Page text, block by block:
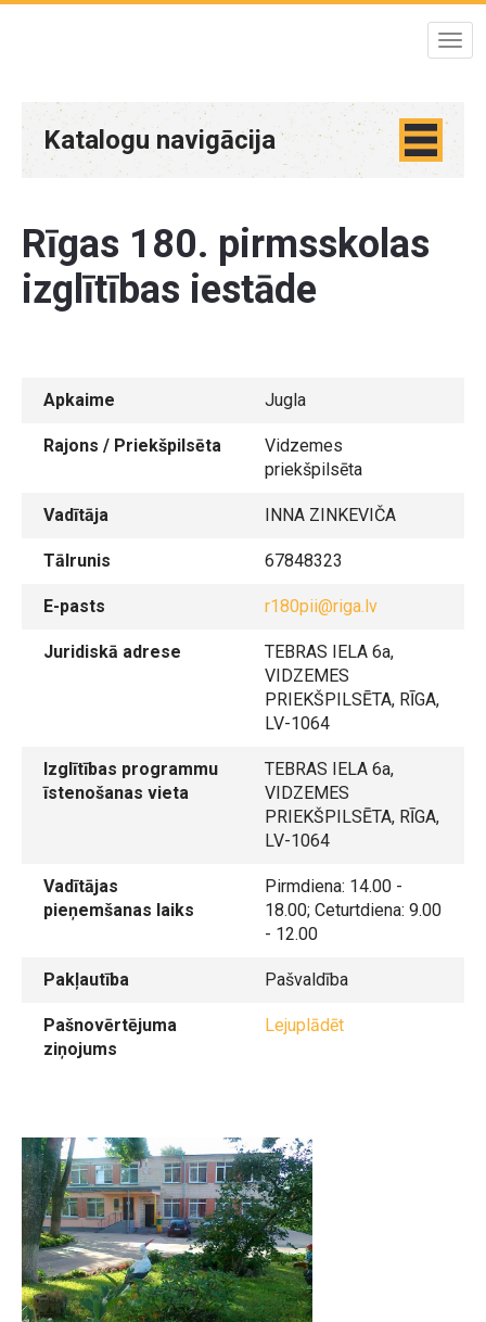
Katalogu navigācija
Rīgas 180. pirmsskolas
izglītības iestāde
Apkaime Jugla
Rajons / Priekšpilsēta
Vidzemes
priekšpilsēta
Vadītāja INNA ZINKEVIČA
Tālrunis 67848323
E-pasts r180pii@riga.lv
Juridiskā adrese
TEBRAS IELA 6a,
VIDZEMES
PRIEKŠPILSĒTA, RĪGA,
LV-1064
Izglītības programmu
īstenošanas vieta
TEBRAS IELA 6a,
VIDZEMES
PRIEKŠPILSĒTA, RĪGA,
LV-1064
Vadītājas
pieņemšanas laiks
Pirmdiena: 14.00 -
18.00; Ceturtdiena: 9.00
- 12.00
Pakļautība Pašvaldība
Pašnovērtējuma
ziņojums
Lejuplādēt